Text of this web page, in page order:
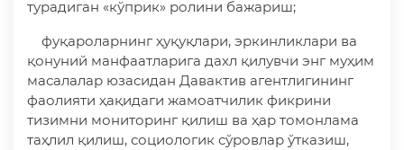
турадиган «кўприк» ролини бажариш;
фуқароларнинг ҳуқуқлари, эркинликлари ва
қонуний манфаатларига дахл қилувчи энг муҳим
масалалар юзасидан Давактив агентлигининг
фаолияти ҳақидаги жамоатчилик фикрини
тизимни мониторинг қилиш ва ҳар томонлама
таҳлил қилиш, социологик сўровлар ўтказиш,